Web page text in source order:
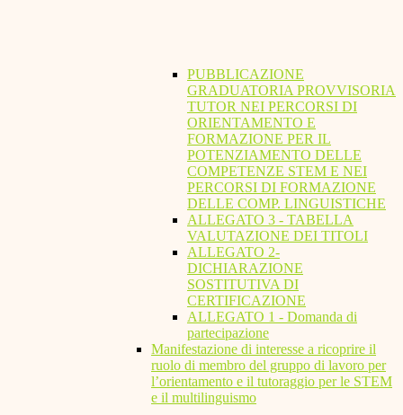
PUBBLICAZIONE
GRADUATORIA PROVVISORIA
TUTOR NEI PERCORSI DI
ORIENTAMENTO E
FORMAZIONE PER IL
POTENZIAMENTO DELLE
COMPETENZE STEM E NEI
PERCORSI DI FORMAZIONE
DELLE COMP. LINGUISTICHE
ALLEGATO 3 - TABELLA
VALUTAZIONE DEI TITOLI
ALLEGATO 2-
DICHIARAZIONE
SOSTITUTIVA DI
CERTIFICAZIONE
ALLEGATO 1 - Domanda di
partecipazione
Manifestazione di interesse a ricoprire il
ruolo di membro del gruppo di lavoro per
l’orientamento e il tutoraggio per le STEM
e il multilinguismo